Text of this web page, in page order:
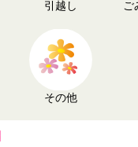
引越し ご
その他